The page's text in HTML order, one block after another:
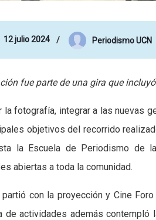
12 julio 2024 Periodismo UCN
fue parte de una gira que
la fotografía, integrar a las nuevas
objetivos del recorrido
la Escuela de Periodismo de
abiertas a toda la comunidad.
con la proyección y Cine
de actividades además contempló